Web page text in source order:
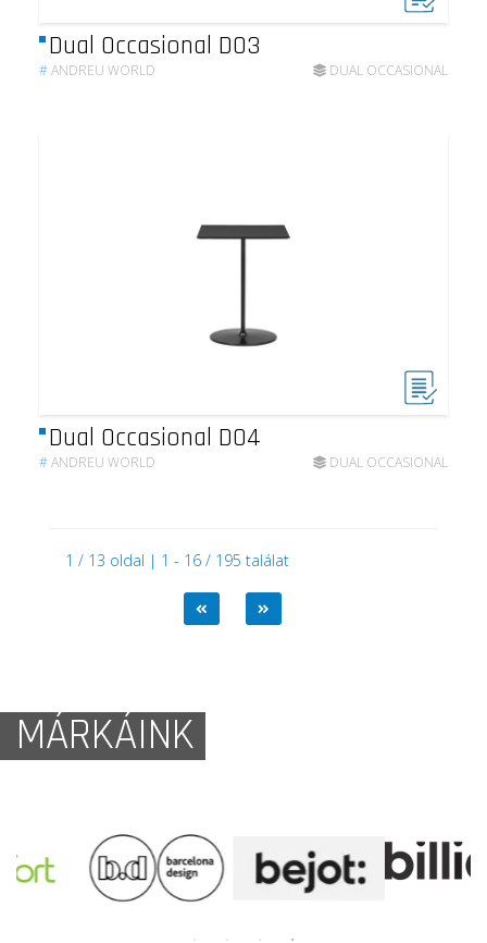
Dual Occasional DO3
#ANDREU WORLD DUAL OCCASIONAL
Dual Occasional DO4
#ANDREU WORLD DUAL OCCASIONAL
1 / 13 oldal | 1 - 16 / 195 találat
MÁRKÁINK